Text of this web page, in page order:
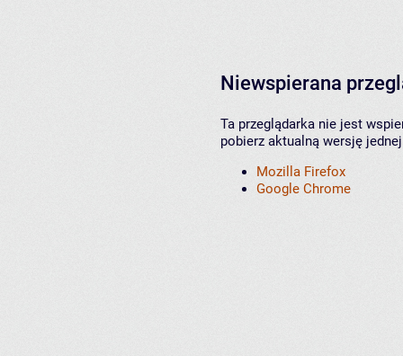
Niewspierana
Ta przeglądarka nie jest
pobierz aktualną wersję
Mozilla Firefox
Google Chrome